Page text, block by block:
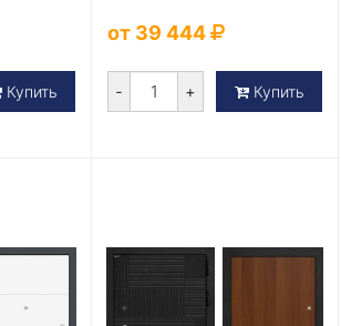
Купить
от 39 444
- + Купить